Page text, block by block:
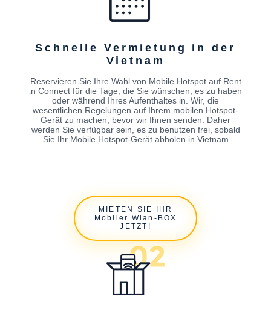
Schnelle Vermietung in der
Vietnam
Reservieren Sie Ihre Wahl von Mobile Hotspot auf Rent
‚n Connect für die Tage, die Sie wünschen, es zu haben
oder während Ihres Aufenthaltes in. Wir, die
wesentlichen Regelungen auf Ihrem mobilen Hotspot-
Gerät zu machen, bevor wir Ihnen senden. Daher
werden Sie verfügbar sein, es zu benutzen frei, sobald
Sie Ihr Mobile Hotspot-Gerät abholen in Vietnam
MIETEN SIE IHR
Mobiler Wlan-BOX
JETZT!